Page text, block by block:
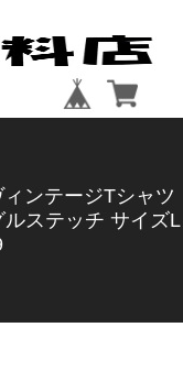
ンテージTシャツ
ステッチ サイズL